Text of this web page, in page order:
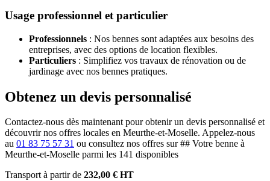
Usage professionnel et particulier
Professionnels : Nos bennes sont adaptées aux besoins des
entreprises, avec des options de location flexibles.
Particuliers : Simplifiez vos travaux de rénovation ou de
jardinage avec nos bennes pratiques.
Obtenez un devis personnalisé
Contactez-nous dès maintenant pour obtenir un devis personnalisé et
découvrir nos offres locales en Meurthe-et-Moselle. Appelez-nous
au 01 83 75 57 31 ou consultez nos offres sur ## Votre benne à
Meurthe-et-Moselle parmi les 141 disponibles
Transport à partir de 232,00 € HT